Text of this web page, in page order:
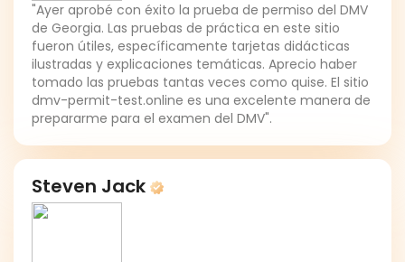
"Ayer aprobé con éxito la prueba de permiso del DMV
de Georgia. Las pruebas de práctica en este sitio
fueron útiles, específicamente tarjetas didácticas
ilustradas y explicaciones temáticas. Aprecio haber
tomado las pruebas tantas veces como quise. El sitio
dmv-permit-test.online es una excelente manera de
prepararme para el examen del DMV".
Steven Jack